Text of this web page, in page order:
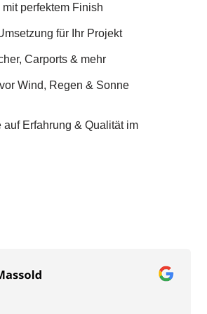
perfektem Finish
für Ihr Projekt
Carports & mehr
Wind, Regen & Sonne
auf Erfahrung & Qualität im